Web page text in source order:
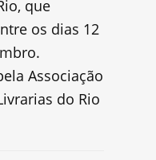
que
os dias 12
Associação
do Rio